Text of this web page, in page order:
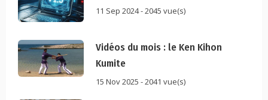
11 Sep 2024 - 2045 vue(s)
Vidéos du mois : le Ken Kihon
Kumite
15 Nov 2025 - 2041 vue(s)